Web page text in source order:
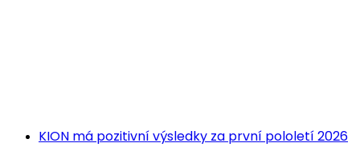
KION má pozitivní výsledky za první pololetí 2026